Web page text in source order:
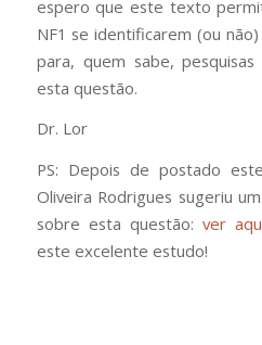
espero que este texto
NF1 se identificarem (ou
para, quem sabe,
esta questão.
Dr. Lor
PS: Depois de postado
Oliveira Rodrigues sugeriu
sobre esta questão: ver
este excelente estudo!